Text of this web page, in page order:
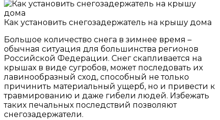
Как установить снегозадержатель на крышу дома
Большое количество снега в зимнее время –
обычная ситуация для большинства регионов
Российской Федерации. Снег скапливается на
крышах в виде сугробов, может последовать их
лавинообразный сход, способный не только
причинить материальный ущерб, но и привести к
травмированию и даже гибели людей. Избежать
таких печальных последствий позволяют
снегозадержатели.